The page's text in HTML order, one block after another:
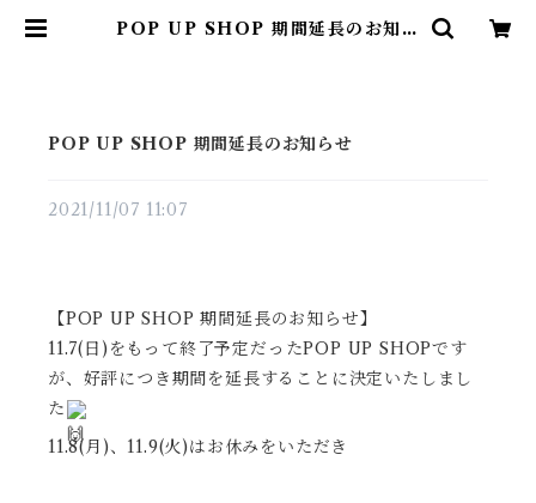
POP UP SHOP 期間延長のお知ら
POP UP SHOP 期間延長のお知らせ
2021/11/07 11:07
【POP UP SHOP 期間延長のお知らせ】
11.7(日)をもって終了予定だったPOP UP SHOPです
が、好評につき期間を延長することに決定いたしまし
た
11.8(月)、11.9(火)はお休みをいただき